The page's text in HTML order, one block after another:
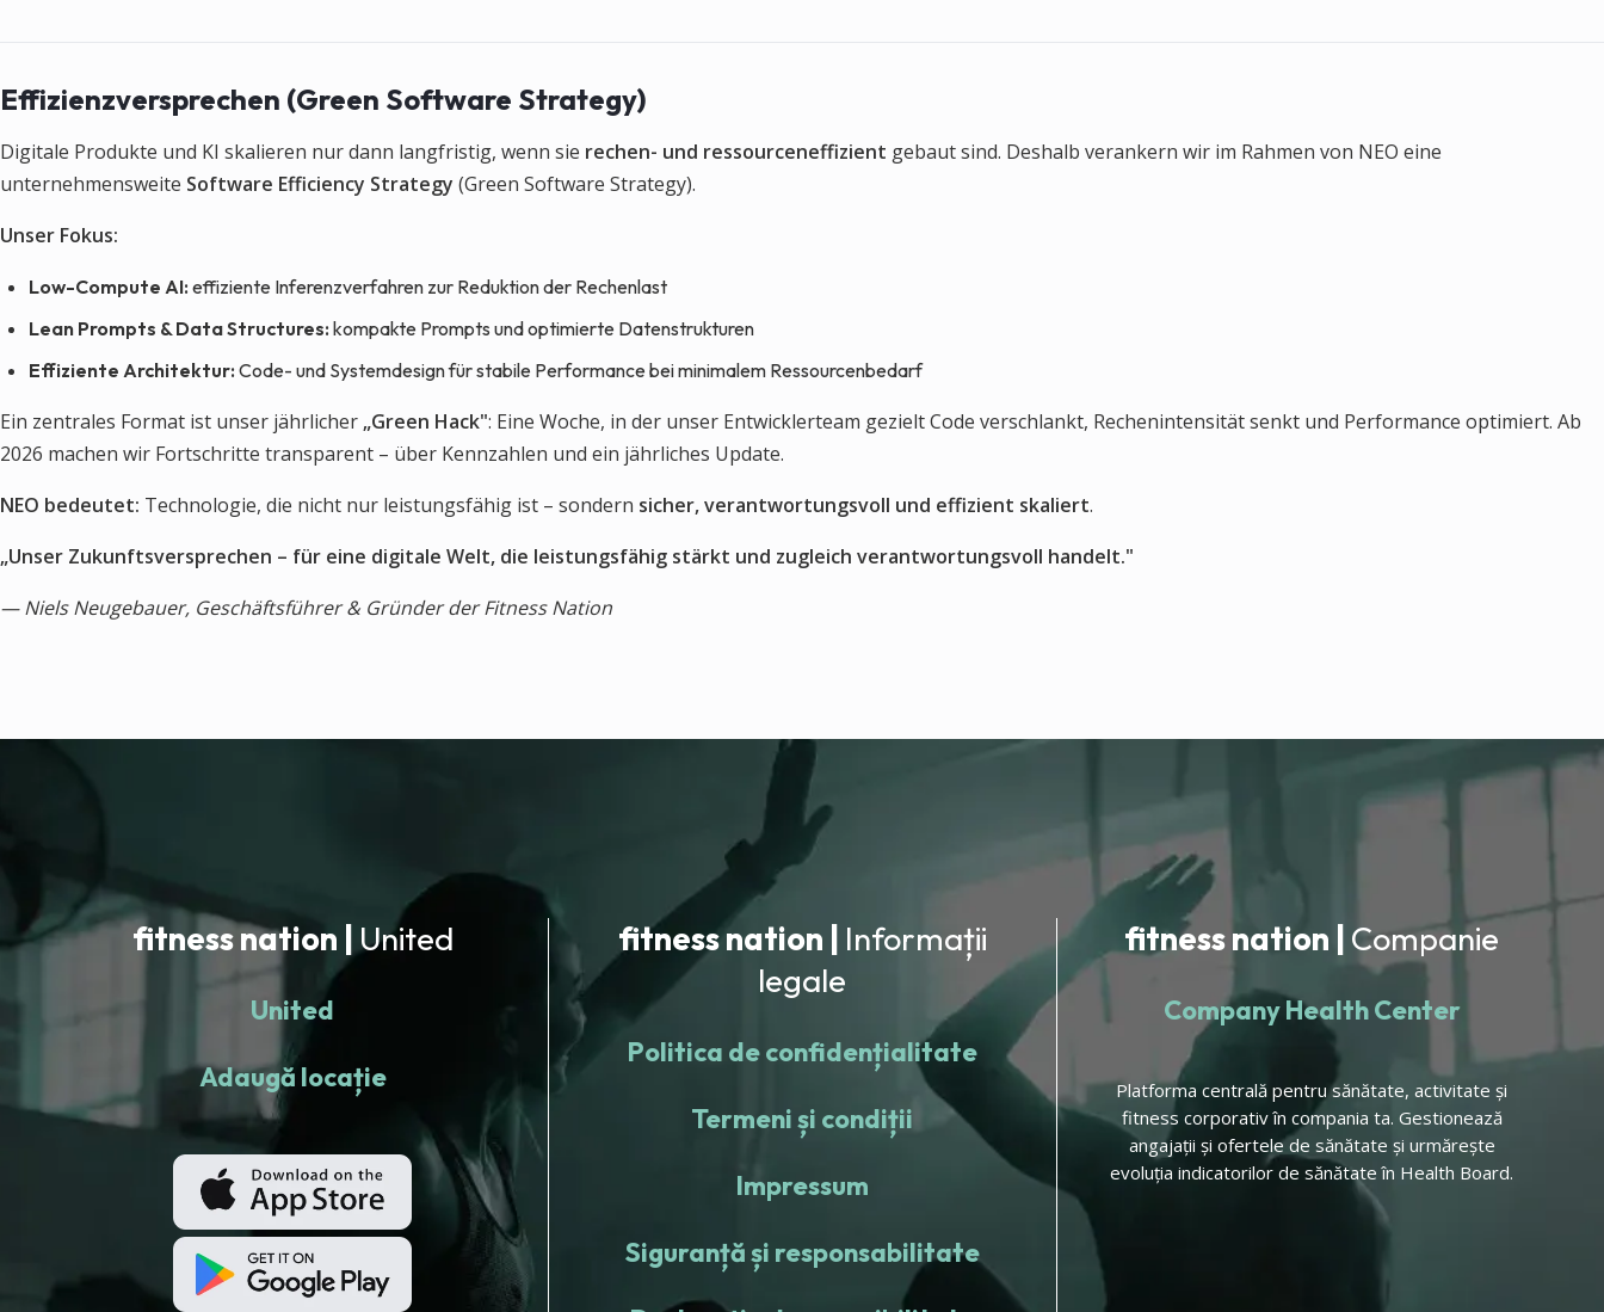
Effizienzversprechen (Green Software Strategy)
Digitale Produkte und KI skalieren nur dann langfristig, wenn sie rechen- und ressourceneffizient gebaut sind. Deshalb verankern wir im Rahmen von NEO eine
unternehmensweite Software Efficiency Strategy (Green Software Strategy).
Unser Fokus:
Low-Compute AI: effiziente Inferenzverfahren zur Reduktion der Rechenlast
Lean Prompts & Data Structures: kompakte Prompts und optimierte Datenstrukturen
Effiziente Architektur: Code- und Systemdesign für stabile Performance bei minimalem Ressourcenbedarf
Ein zentrales Format ist unser jährlicher „Green Hack": Eine Woche, in der unser Entwicklerteam gezielt Code verschlankt, Rechenintensität senkt und Performance optimiert. Ab
2026 machen wir Fortschritte transparent – über Kennzahlen und ein jährliches Update.
NEO bedeutet: Technologie, die nicht nur leistungsfähig ist – sondern sicher, verantwortungsvoll und effizient skaliert.
„Unser Zukunftsversprechen – für eine digitale Welt, die leistungsfähig stärkt und zugleich verantwortungsvoll handelt."
— Niels Neugebauer, Geschäftsführer & Gründer der Fitness Nation
fitness nation | United
United
Adaugă locație
fitness nation | Informații
legale
Politica de confidențialitate
Termeni și condiții
Impressum
Siguranță și responsabilitate
fitness nation | Companie
Company Health Center
Platforma centrală pentru sănătate, activitate și
fitness corporativ în compania ta. Gestionează
angajații și ofertele de sănătate și urmărește
evoluția indicatorilor de sănătate în Health Board.